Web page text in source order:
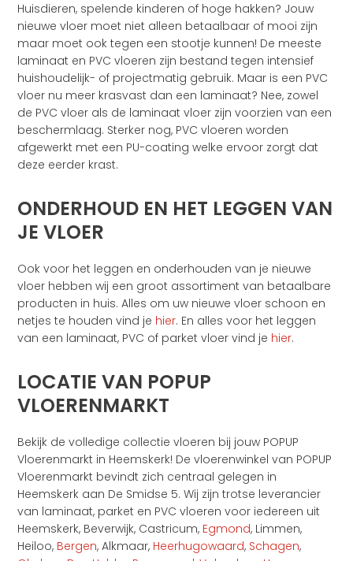
Huisdieren, spelende kinderen of hoge hakken? Jouw
nieuwe vloer moet niet alleen betaalbaar of mooi zijn
maar moet ook tegen een stootje kunnen! De meeste
laminaat en PVC vloeren zijn bestand tegen intensief
huishoudelijk- of projectmatig gebruik. Maar is een PVC
vloer nu meer krasvast dan een laminaat? Nee, zowel
de PVC vloer als de laminaat vloer zijn voorzien van een
beschermlaag. Sterker nog, PVC vloeren worden
afgewerkt met een PU-coating welke ervoor zorgt dat
deze eerder krast.
ONDERHOUD EN HET LEGGEN VAN
JE VLOER
Ook voor het leggen en onderhouden van je nieuwe
vloer hebben wij een groot assortiment van betaalbare
producten in huis. Alles om uw nieuwe vloer schoon en
netjes te houden vind je hier. En alles voor het leggen
van een laminaat, PVC of parket vloer vind je hier.
LOCATIE VAN POPUP
VLOERENMARKT
Bekijk de volledige collectie vloeren bij jouw POPUP
Vloerenmarkt in Heemskerk! De vloerenwinkel van POPUP
Vloerenmarkt bevindt zich centraal gelegen in
Heemskerk aan De Smidse 5. Wij zijn trotse leverancier
van laminaat, parket en PVC vloeren voor iedereen uit
Heemskerk, Beverwijk, Castricum, Egmond, Limmen,
Heiloo, Bergen, Alkmaar, Heerhugowaard, Schagen,